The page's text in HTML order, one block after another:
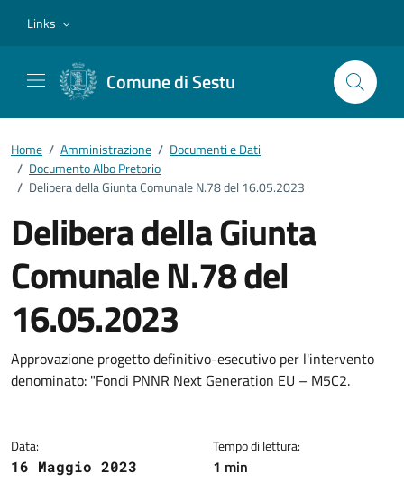
Links
Comune di Sestu
Home / Amministrazione / Documenti e Dati
/ Documento Albo Pretorio
/ Delibera della Giunta Comunale N.78 del 16.05.2023
Delibera della Giunta
Comunale N.78 del
16.05.2023
Dettagli del documento
Approvazione progetto definitivo-esecutivo per l'intervento
denominato: "Fondi PNNR Next Generation EU – M5C2.
Data:
16 Maggio 2023
Tempo di lettura:
1 min